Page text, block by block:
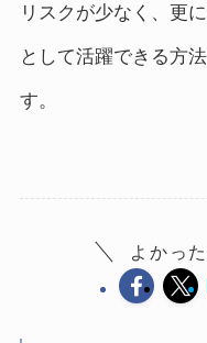
リスクが少なく、更
として活躍できる方
す。
よかっ